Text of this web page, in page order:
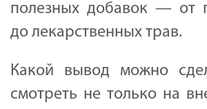
полезных добавок — от
до лекарственных трав.
Какой вывод можно
смотреть не только на